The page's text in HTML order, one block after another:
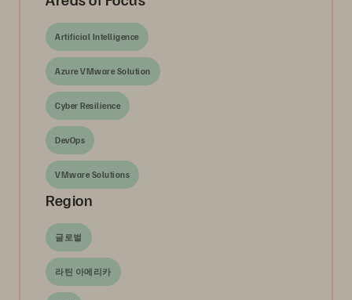
Artificial Intelligence
Azure VMware Solution
Cyber Resilience
DevOps
VMware Solutions
Region
글로벌
라틴 아메리카